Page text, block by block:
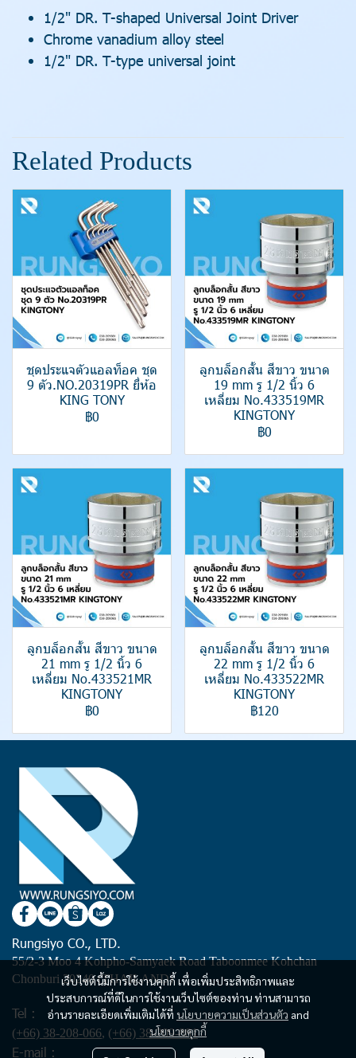
1/2" DR. T-shaped Universal Joint Driver
Chrome vanadium alloy steel
1/2" DR. T-type universal joint
Related Products
ชุดประแจตัวแอลท็อค ชุด
9 ตัว.NO.20319PR ยี่ห้อ
KING TONY
฿0
ลูกบล็อกสั้น สีขาว ขนาด
19 mm รู 1/2 นิ้ว 6
เหลี่ยม No.433519MR
KINGTONY
฿0
ลูกบล็อกสั้น สีขาว ขนาด
21 mm รู 1/2 นิ้ว 6
เหลี่ยม No.433521MR
KINGTONY
฿0
ลูกบล็อกสั้น สีขาว ขนาด
22 mm รู 1/2 นิ้ว 6
เหลี่ยม No.433522MR
KINGTONY
฿120
เว็บไซต์นี้มีการใช้งานคุกกี้ เพื่อเพิ่มประสิทธิภาพและ
ประสบการณ์ที่ดีในการใช้งานเว็บไซต์ของท่าน ท่านสามารถ
อ่านรายละเอียดเพิ่มเติมได้ที่ นโยบายความเป็นส่วนตัว and
นโยบายคุกกี้
Rungsiyo CO., LTD.
55/2-3 Moo 4 Kohpho-Samyaek Road Taboonmee Kohchan
Chonburi 20240 (THAILAND)
Tel :
(+66) 38-208-066, (+66) 38-209-881
E-mail :